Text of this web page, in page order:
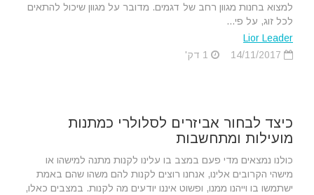
למצוא בחנות מגוון רחב של דגמים. מדובר על מגוון שיכול להתאים
לכל זוג, על פי...
Lior Leader
כיצד לבחור אביזרים לסלולרי כמתנות
מועילות ומתחשבות
כולנו נמצאים מדי פעם במצב בו עלינו לקנות מתנה למישהו או
מישהי הקרובים אלינו, אנחנו רוצים לקנות להם משהו שהם באמת
ישתמשו בו וייהנו ממנו, ופשוט איננו יודעים מה לקנות. במצבים כאלו,